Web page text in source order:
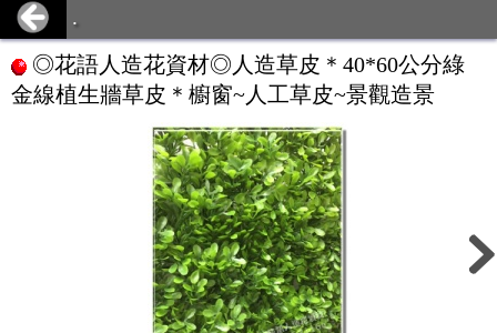
.
◎花語人造花資材◎人造草皮＊40*60公分綠
金線植生牆草皮＊櫥窗~人工草皮~景觀造景